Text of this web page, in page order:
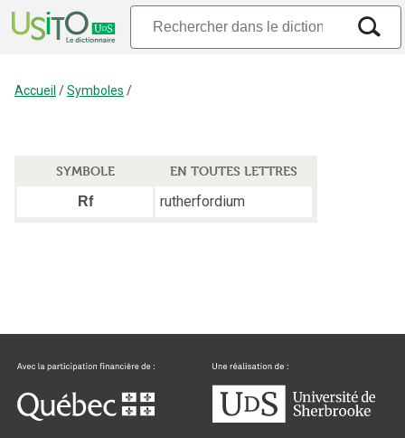
Accueil /Symboles /
SYMBOLE
EN TOUTES LETTRES
Rf
rutherfordium